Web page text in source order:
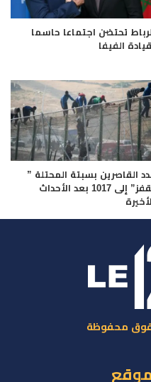
تحتضن اجتماعا حاسما
الفيفا
القاصرين بسبتة المحتلة ”
يقفز” إلى 1017 بعد الأحداث